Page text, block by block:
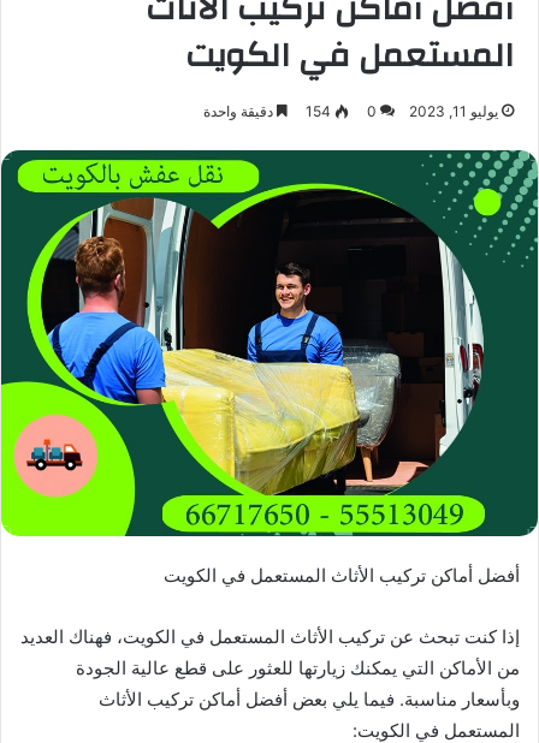
المستعمل في الكويت
يوليو 11, 2023 0
154 دقيقة واحدة
أفضل أماكن تركيب الأثاث المستعمل في الكويت
إذا كنت تبحث عن تركيب الأثاث المستعمل في الكويت، فهناك العديد
من الأماكن التي يمكنك زيارتها للعثور على قطع عالية الجودة
وبأسعار مناسبة. فيما يلي بعض أفضل أماكن تركيب الأثاث
المستعمل في الكويت: